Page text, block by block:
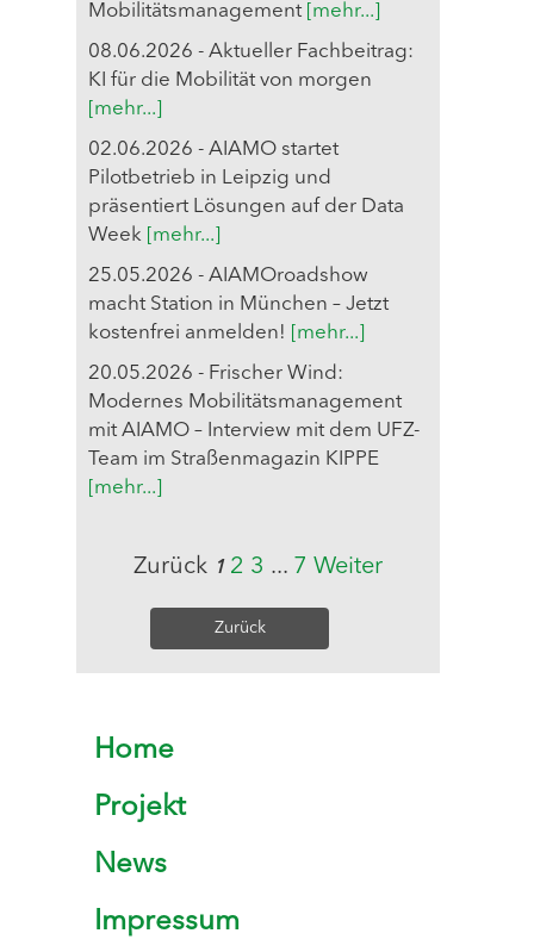
Mobilitätsmanagement [mehr...]
08.06.2026 - Aktueller Fachbeitrag:
KI für die Mobilität von morgen
[mehr...]
02.06.2026 - AIAMO startet
Pilotbetrieb in Leipzig und
präsentiert Lösungen auf der Data
Week
[mehr...]
25.05.2026 - AIAMOroadshow
macht Station in München – Jetzt
kostenfrei anmelden!
[mehr...]
20.05.2026 - Frischer Wind:
Modernes Mobilitätsmanagement
mit AIAMO – Interview mit dem UFZ-
Team im Straßenmagazin KIPPE
[mehr...]
Zurück 1 2 3 ... 7 Weiter
Zurück
Home
Projekt
News
Impressum